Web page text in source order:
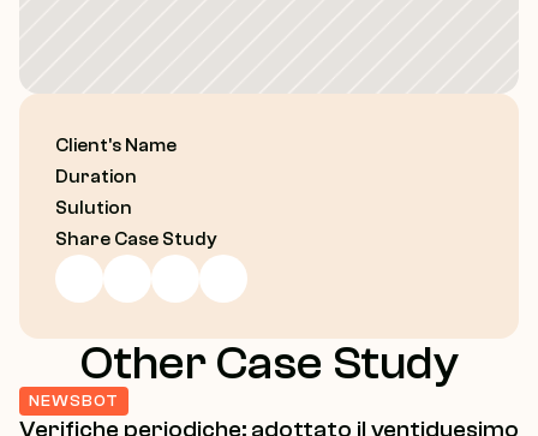
Client's Name
Duration
Sulution
Share Case Study
Other Case Study
NEWSBOT
Verifiche periodiche: adottato il ventiduesimo